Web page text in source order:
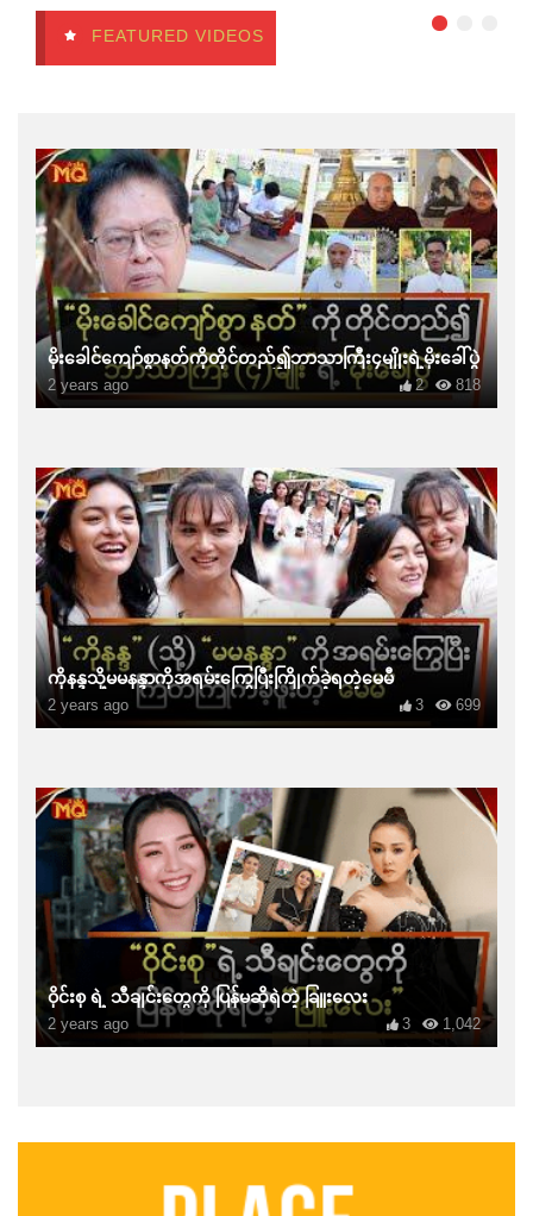
FEATURED VIDEOS
မိုးခေါင်ကျော်စွာနတ်ကိုတိုင်တည်၍ဘာသာကြီး၄မျိုးရဲ့မိုးခေါ်ပွဲ
2 years ago 818
2
ကိုနန္ဒသို့မမနန္ဒာကိုအရမ်းကြွေပြီးကြိုက်ခဲ့ရတဲ့မေမီ
2 years ago 699
3
ဝိုင်းစု ရဲ့ သီချင်းတွေကို ပြန်မဆိုရဲတဲ့ ခြူးလေး
2 years ago 1,042
3